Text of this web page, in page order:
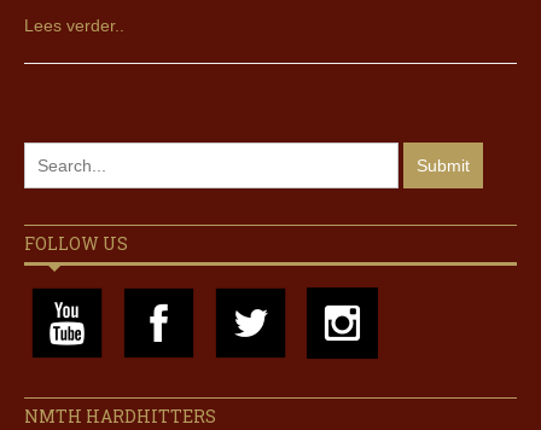
Lees verder..
FOLLOW US
NMTH HARDHITTERS